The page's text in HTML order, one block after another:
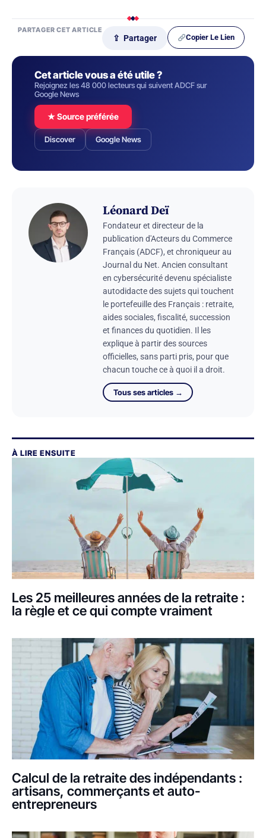
PARTAGER CET ARTICLE
⇪ Partager Copier Le Lien
Cet article vous a été utile ?
Rejoignez les 48 000 lecteurs qui suivent ADCF sur
Google News
★ Source préférée
Discover Google News
Léonard Deï
Fondateur et directeur de la
publication d'Acteurs du Commerce
Français (ADCF), et chroniqueur au
Journal du Net. Ancien consultant
en cybersécurité devenu spécialiste
autodidacte des sujets qui touchent
le portefeuille des Français : retraite,
aides sociales, fiscalité, succession
et finances du quotidien. Il les
explique à partir des sources
officielles, sans parti pris, pour que
chacun touche ce à quoi il a droit.
Tous ses articles →
À LIRE ENSUITE
Les 25 meilleures années de la retraite :
la règle et ce qui compte vraiment
Calcul de la retraite des indépendants :
artisans, commerçants et auto-
entrepreneurs